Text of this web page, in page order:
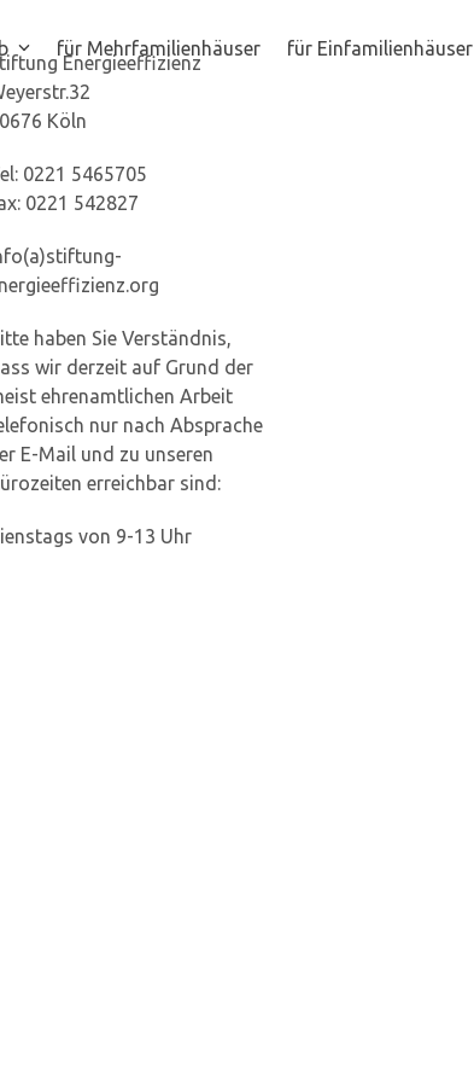
für Mehrfamilienhäuser für Einfamilienhäuser
Energieeffizienz
Köln
0221 5465705
0221 542827
haben Sie Verständnis,
wir derzeit auf Grund der
ehrenamtlichen Arbeit
nur nach Absprache
E-Mail und zu unseren
erreichbar sind:
von 9-13 Uhr